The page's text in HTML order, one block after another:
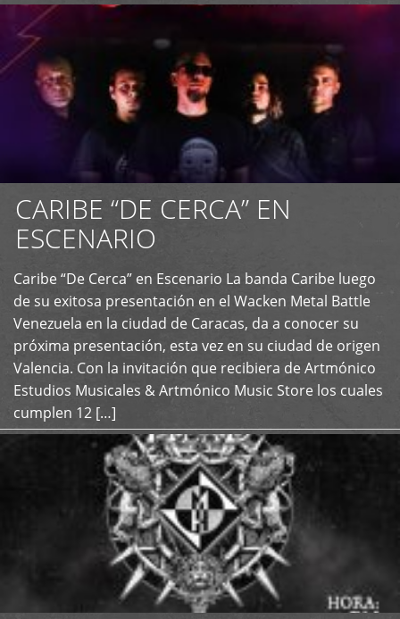
CARIBE “DE CERCA” EN
ESCENARIO
Caribe “De Cerca” en Escenario La banda Caribe luego
de su exitosa presentación en el Wacken Metal Battle
Venezuela en la ciudad de Caracas, da a conocer su
próxima presentación, esta vez en su ciudad de origen
Valencia. Con la invitación que recibiera de Artmónico
Estudios Musicales & Artmónico Music Store los cuales
cumplen 12 […]
+